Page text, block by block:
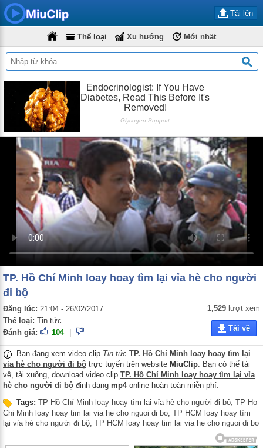
Tải lên
Thể loại Xu hướng Mới nhất
TP. Hồ Chí Minh loay hoay tìm lại vỉa hè cho người
đi bộ
Đăng lúc: 21:04 - 26/02/2017
Thể loại: Tin tức
Đánh giá:
104
1,529 lượt xem
Tải về
Bạn đang xem video clip Tin tức TP. Hồ Chí Minh loay hoay tìm lại
vỉa hè cho người đi bộ trực tuyến trên website MiuClip. Bạn có thể tải
về, tải xuống, download video clip TP. Hồ Chí Minh loay hoay tìm lại vỉa
hè cho người đi bộ định dạng mp4online hoàn toàn miễn phí.
Tags: TP Hồ Chí Minh loay hoay tìm lại vỉa hè cho người đi bộ, TP Ho
Chi Minh loay hoay tim lai via he cho nguoi di bo TP HCM loay hoay tìm
lại vỉa hè cho người đi bộ TP HCM loay hoay tim lai via he cho nguoi di bo